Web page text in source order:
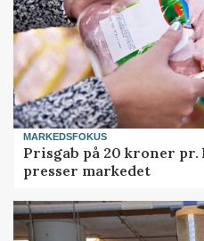
MARKEDSFOKUS
Prisgab på 20 kroner
presser markedet